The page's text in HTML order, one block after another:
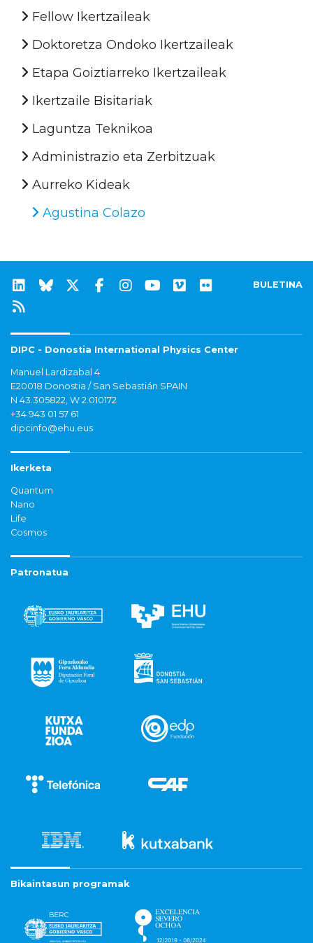
Fellow Ikertzaileak
Doktoretza Ondoko Ikertzaileak
Etapa Goiztiarreko Ikertzaileak
Ikertzaile Bisitariak
Laguntza Teknikoa
Administrazio eta Zerbitzuak
Aurreko Kideak
Agustina Colazo
BULETINA
DIPC - Donostia International Physics Center
Manuel Lardizabal 4
E20018 Donostia / San Sebastián SPAIN
N 43.305822, W 2.010172
+34 943 01 57 61
dipcinfo@ehu.eus
Ikerketa
Quantum
Nano
Life
Cosmos
Patronatua
Bikaintasun programak